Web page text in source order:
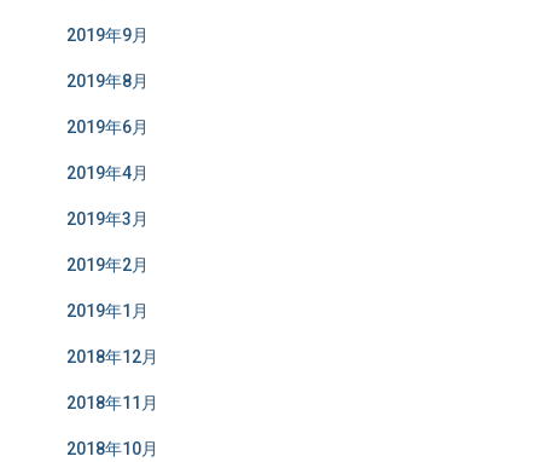
2019年9月
2019年8月
2019年6月
2019年4月
2019年3月
2019年2月
2019年1月
2018年12月
2018年11月
2018年10月